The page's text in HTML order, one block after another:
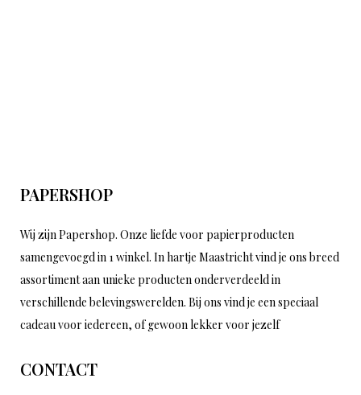
PAPERSHOP
Wij zijn Papershop. Onze liefde voor papierproducten
samengevoegd in 1 winkel. In hartje Maastricht vind je ons breed
assortiment aan unieke producten onderverdeeld in
verschillende belevingswerelden. Bij ons vind je een speciaal
cadeau voor iedereen, of gewoon lekker voor jezelf
CONTACT